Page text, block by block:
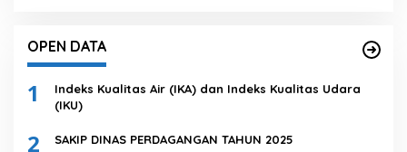
OPEN DATA
1
Indeks Kualitas Air (IKA) dan Indeks Kualitas Udara
(IKU)
2 SAKIP DINAS PERDAGANGAN TAHUN 2025